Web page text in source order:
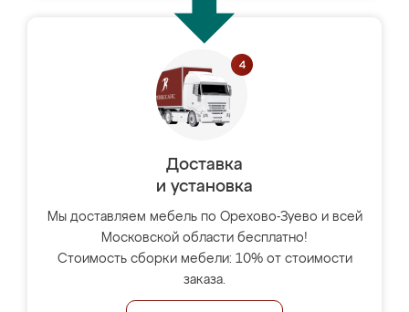
Доставка
и установка
Мы доставляем мебель по Орехово-Зуево и всей
Московской области бесплатно!
Стоимость сборки мебели: 10% от стоимости
заказа.